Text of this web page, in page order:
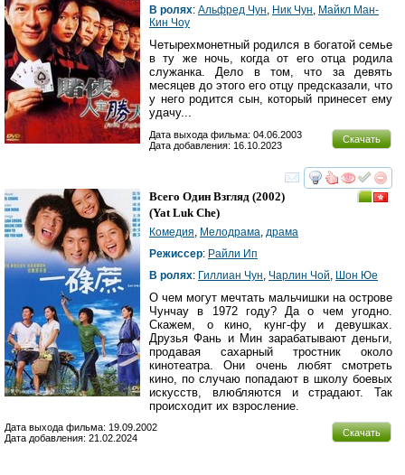
В ролях: Альфред Чун, Ник Чун, Майкл Ман-
Кин Чоу
Четырехмонетный родился в богатой семье
в ту же ночь, когда от его отца родила
служанка. Дело в том, что за девять
месяцев до этого его отцу предсказали, что
у него родится сын, который принесет ему
удачу...
Скачать
Дата выхода фильма: 04.06.2003
Дата добавления: 16.10.2023
смотреть
Всего Один Взгляд (2002)
(Yat Luk Che)
Комедия Мелодрама драма
Режиссер: Райли Ип
В ролях: Гиллиан Чун Чарлин Чой Шон Юе
О чем могут мечтать мальчишки на острове
Чунчау в 1972 году? Да о чем угодно.
Скажем, о кино, кунг-фу и девушках.
Друзья Фань и Мин зарабатывают деньги,
продавая сахарный тростник около
кинотеатра. Они очень любят смотреть
кино, по случаю попадают в школу боевых
искусств, влюбляются и страдают. Так
происходит их взросление.
Скачать
Дата выхода фильма: 19.09.2002
Дата добавления: 21.02.2024